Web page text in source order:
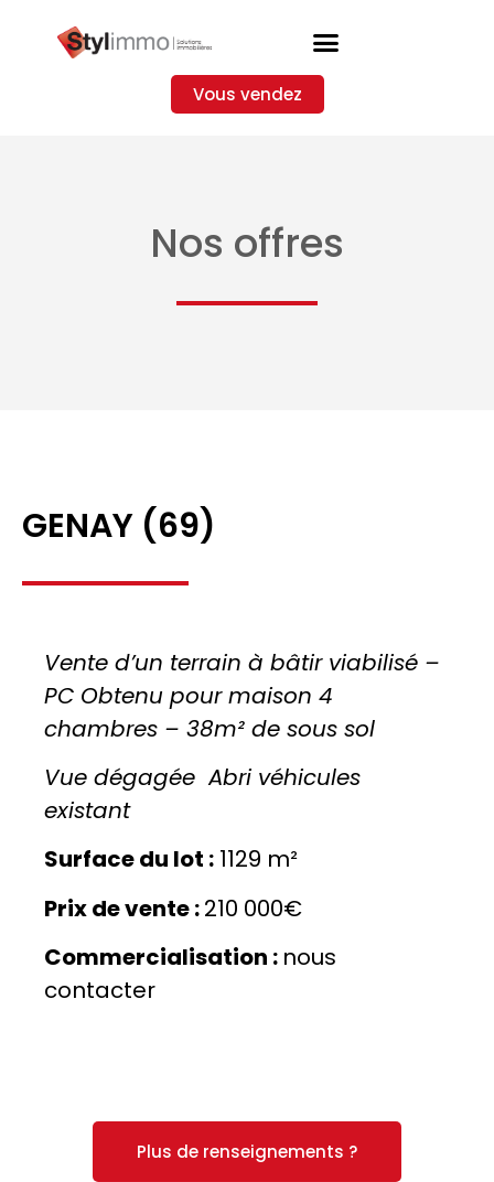
Vous vendez
Nos offres
GENAY (69)
Vente d’un terrain à bâtir viabilisé –
PC Obtenu pour maison 4
chambres – 38m² de sous sol
Vue dégagée Abri véhicules
existant
Surface du lot : 1129 m²
Prix de vente :210 000€
Commercialisation : nous
contacter
Plus de renseignements ?